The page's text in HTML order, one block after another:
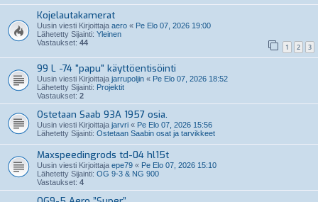
Kojelautakamerat
Uusin viesti Kirjoittaja aero « Pe Elo 07, 2026 19:00
Lähetetty Sijainti: Yleinen
Vastaukset: 44 1 2 3
99 L -74 "papu" käyttöentisöinti
Uusin viesti Kirjoittaja jarrupoljin « Pe Elo 07, 2026 18:52
Lähetetty Sijainti: Projektit
Vastaukset: 2
Ostetaan Saab 93A 1957 osia.
Uusin viesti Kirjoittaja jarvri « Pe Elo 07, 2026 15:56
Lähetetty Sijainti: Ostetaan Saabin osat ja tarvikkeet
Maxspeedingrods td-04 hl15t
Uusin viesti Kirjoittaja epe79 « Pe Elo 07, 2026 15:10
Lähetetty Sijainti: OG 9-3 & NG 900
Vastaukset: 4